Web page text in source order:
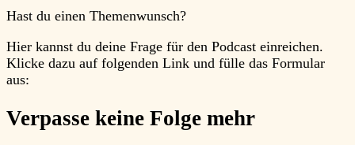
Hast du einen Themenwunsch?
Hier kannst du deine Frage für den Podcast einreichen.
Klicke dazu auf folgenden Link und fülle das Formular
aus:
Verpasse keine Folge mehr